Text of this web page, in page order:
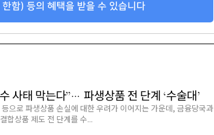
함) 등의 혜택을 받을 수 있습니다
사태 막는다”… 파생상품 전 단계 ‘수술대’
으로 파생상품 손실에 대한 우려가 이어지는 가운데, 금융당국과
합상품 제도 전 단계를 수...